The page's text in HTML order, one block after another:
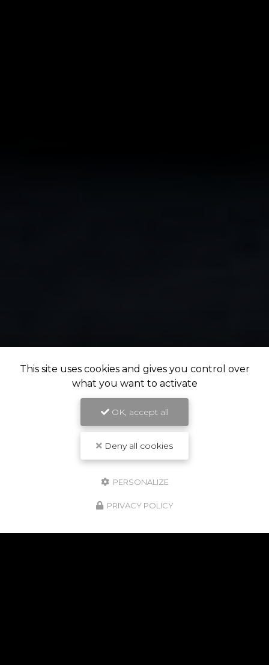
This site uses cookies and gives you control over
what you want to activate
OK, accept all
Deny all cookies
PERSONALIZE
PRIVACY POLICY